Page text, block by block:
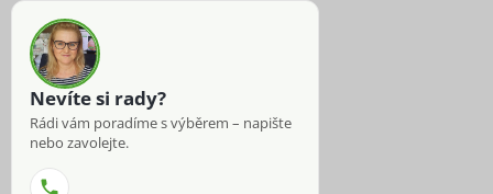
Nevíte si rady?
Rádi vám poradíme s výběrem – napište
nebo zavolejte.